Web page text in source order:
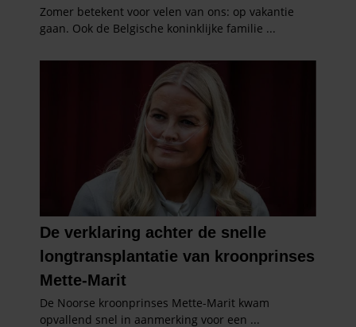
informatie over uw gebruik van onze site met onze
partners voor social media, adverteren en analyse. Deze
informatie die u aan ze heeft verstrekt of die ze hebben
verzameld op basis van uw gebruik van hun services. U
gaat akkoord met onze cookies als u onze website blijft